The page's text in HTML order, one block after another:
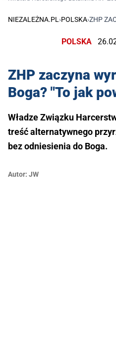
NIEZALEŻNA.PL ›POLSKA›ZHP
POLSKA
ZHP zaczyna
Boga? "To jak
Władze Związku
treść alternatywnego
bez odniesienia do Boga.
Autor: JW